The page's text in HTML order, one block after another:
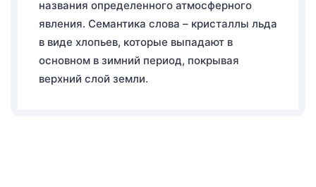
названия определенного атмосферного
явления. Семантика слова – кристаллы льда
в виде хлопьев, которые выпадают в
основном в зимний период, покрывая
верхний слой земли.